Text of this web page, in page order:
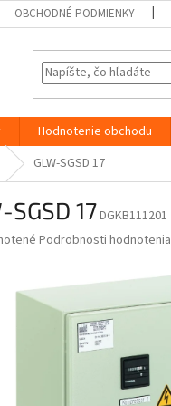
OBCHODNÉ PODMIENKY
Hodnotenie obchodu
GLW-SGSD 17
SGSD 17DGKB111201
Podrobnosti hodnotenia